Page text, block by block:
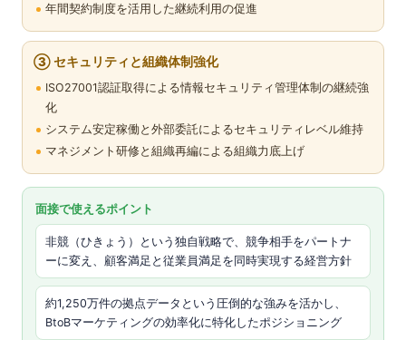
年間契約制度を活用した継続利用の促進
③ セキュリティと組織体制強化
ISO27001認証取得による情報セキュリティ管理体制の継続強
化
システム安定稼働と外部委託によるセキュリティレベル維持
マネジメント研修と組織再編による組織力底上げ
面接で使えるポイント
非競（ひきょう）という独自戦略で、競争相手をパートナ
ーに変え、顧客満足と従業員満足を同時実現する経営方針
約1,250万件の拠点データという圧倒的な強みを活かし、
BtoBマーケティングの効率化に特化したポジショニング